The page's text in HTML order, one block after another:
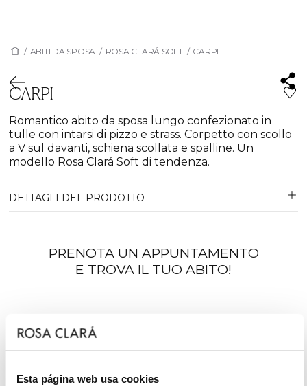
Esta página web usa cookies
/ ABITI DA SPOSA / ROSA CLARÁ SOFT / CARPI
CARPI
Romantico abito da sposa lungo confezionato in
tulle con intarsi di pizzo e strass. Corpetto con scollo
a V sul davanti, schiena scollata e spalline. Un
modello Rosa Clará Soft di tendenza.
DETTAGLI DEL PRODOTTO
PRENOTA UN APPUNTAMENTO
E TROVA IL TUO ABITO!